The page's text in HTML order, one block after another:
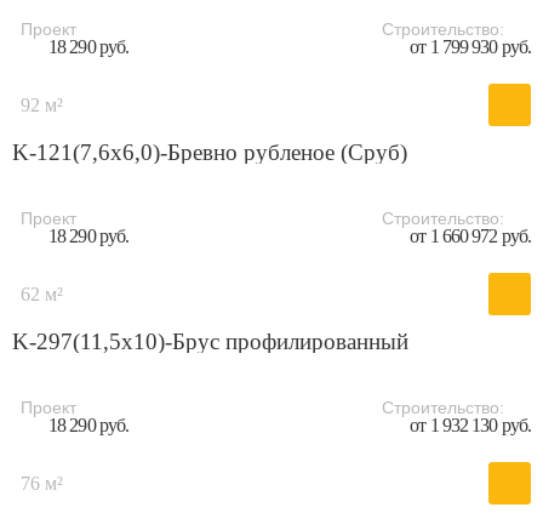
Проект
18 290 руб.
Строительство:
от 1 799 930 руб.
92 м²
K-121(7,6х6,0)-Бревно рубленое (Сруб)
Проект
18 290 руб.
Строительство:
от 1 660 972 руб.
62 м²
K-297(11,5x10)-Брус профилированный
Проект
18 290 руб.
Строительство:
от 1 932 130 руб.
76 м²